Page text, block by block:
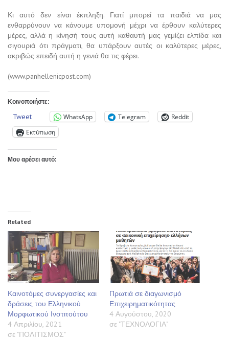
Κι αυτό δεν είναι έκπληξη. Γιατί μπορεί τα παιδιά να μας
ενθαρρύνουν να κάνουμε υπομονή μέχρι να έρθουν καλύτερες
μέρες, αλλά η κίνησή τους αυτή καθαυτή μας γεμίζει ελπίδα και
σιγουριά ότι πράγματι, θα υπάρξουν αυτές οι καλύτερες μέρες,
ακριβώς επειδή αυτή η γενιά θα τις φέρει.
(www.panhellenicpost.com)
Κοινοποιήστε:
Tweet WhatsApp Telegram
Reddit
Εκτύπωση
Μου αρέσει αυτό:
Related
Καινοτόμες συνεργασίες και
δράσεις του Ελληνικού
Μορφωτικού Ινστιτούτου
4 Απριλίου, 2021
σε "ΠΟΛΙΤΙΣΜΟΣ"
Πρωτιά σε διαγωνισμό
Επιχειρηματικότητας
4 Αυγούστου, 2020
σε "ΤΕΧΝΟΛΟΓΙΑ"